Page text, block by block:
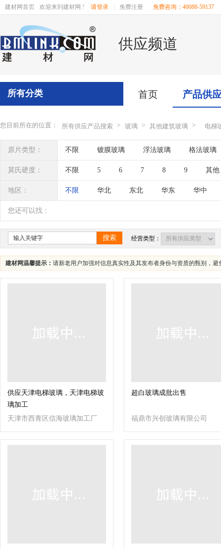
建材网首页 欢迎来到建材网 ! 请登录 免费注册 免费咨询：40088-59137
供应频道
首页 产品供
所有分类
您目前所在的位置： 所有供应产品搜索 > 玻璃 > 其他建筑玻璃 > 电梯
原片类型： 不限 镀膜玻璃 浮法玻璃 格法玻璃
莫氏硬度： 不限 5 6 7 8 9 其他
地区： 不限 华北 东北 华东 华中
四川 海南 贵州 云南 西藏
您还可以找：
搜索 经营类型：
建材网温馨提示： 请新老用户加强对信息真实性及其发布者身份与资质的甄别，
供应天津电梯玻璃，天津电梯玻
璃加工
天津市西青区信海玻璃加工厂
超白玻璃成批出售
福鼎市兴创玻璃有限公司